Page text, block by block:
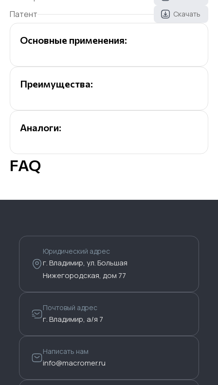
Патент Скачать
Основные применения:
Преимущества:
Аналоги:
FAQ
Юридический адрес
г. Владимир, ул. Большая
Нижегородская, дом 77
Почтовый адрес
г. Владимир, а/я 7
Написать нам
info@macromer.ru